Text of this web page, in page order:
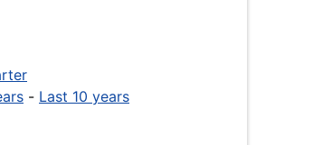
- Last 10 years